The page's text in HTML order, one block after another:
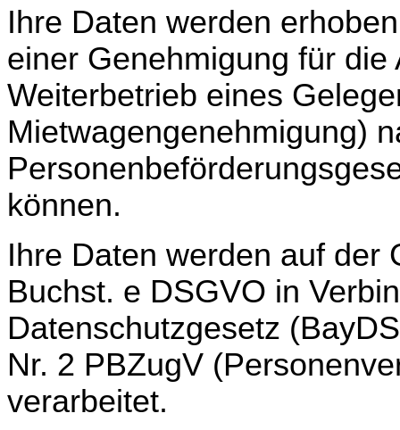
Ihre Daten werden
einer Genehmigung für die
Weiterbetrieb eines
Mietwagengenehmigung)
können.
Ihre Daten werden auf der
Buchst. e DSGVO in
Datenschutzgesetz
Nr. 2 PBZugV
verarbeitet.